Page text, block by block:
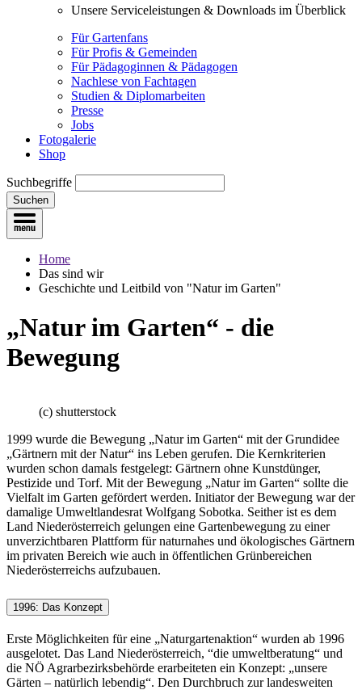
Unsere Serviceleistungen & Downloads im Überblick
Für Gartenfans
Für Profis & Gemeinden
Für Pädagoginnen & Pädagogen
Nachlese von Fachtagen
Studien & Diplomarbeiten
Presse
Jobs
Fotogalerie
Shop
Suchbegriffe
Suchen
Home
Das sind wir
Geschichte und Leitbild von "Natur im Garten"
„Natur im Garten“ - die
Bewegung
(c) shutterstock
1999 wurde die Bewegung „Natur im Garten“ mit der Grundidee
„Gärtnern mit der Natur“ ins Leben gerufen. Die Kernkriterien
wurden schon damals festgelegt: Gärtnern ohne Kunstdünger,
Pestizide und Torf. Mit der Bewegung „Natur im Garten“ sollte die
Vielfalt im Garten gefördert werden. Initiator der Bewegung war der
damalige Umweltlandesrat Wolfgang Sobotka. Seither ist es dem
Land Niederösterreich gelungen eine Gartenbewegung zu einer
unverzichtbaren Plattform für naturnahes und ökologisches Gärtnern
im privaten Bereich wie auch in öffentlichen Grünbereichen
Niederösterreichs aufzubauen.
1996: Das Konzept
Erste Möglichkeiten für eine „Naturgartenaktion“ wurden ab 1996
ausgelotet. Das Land Niederösterreich, “die umweltberatung“ und
die NÖ Agrarbezirksbehörde erarbeiteten ein Konzept: „unsere
Gärten – natürlich lebendig“. Den Durchbruch zur landesweiten